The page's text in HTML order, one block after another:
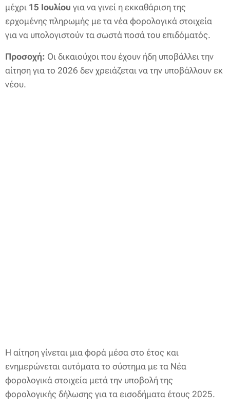
μέχρι 15 Ιουλίου για να γινεί η εκκαθάριση της
ερχομένης πληρωμής με τα νέα φορολογικά στοιχεία
για να υπολογιστούν τα σωστά ποσά του επιδόματός.
Προσοχή: Οι δικαιούχοι που έχουν ήδη υποβάλλει την
αίτηση για το 2026 δεν χρειάζεται να την υποβάλλουν εκ
νέου.
Η αίτηση γίνεται μια φορά μέσα στο έτος και
ενημερώνεται αυτόματα το σύστημα με τα Νέα
φορολογικά στοιχεία μετά την υποβολή της
φορολογικής δήλωσης για τα εισοδήματα έτους 2025.